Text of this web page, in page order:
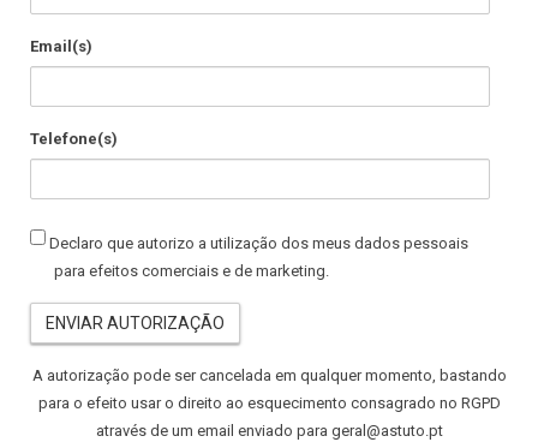
Email(s)
Telefone(s)
Declaração
Declaro que autorizo a utilização dos meus dados pessoais
para efeitos comerciais e de marketing.
A autorização pode ser cancelada em qualquer momento, bastando
para o efeito usar o direito ao esquecimento consagrado no RGPD
através de um email enviado para geral@astuto.pt